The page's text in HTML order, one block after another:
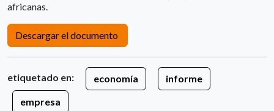
africanas.
Descargar el documento
etiquetado en: economía
informe
empresa